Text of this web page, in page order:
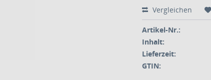
Vergleichen
Artikel-Nr.:
Inhalt:
Lieferzeit:
GTIN: